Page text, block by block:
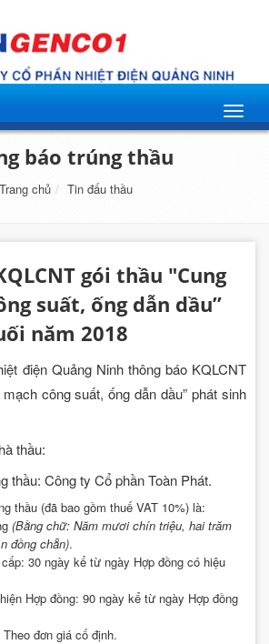
báo trúng thầu
Trang chủ Tin đấu thầu
gói thầu "Cung
suất, ống dẫn dầu”
năm 2018
điện Quảng Ninh thông báo KQLCNT
công suất, ống dẫn dầu” phát sinh
thầu:
thầu: Công ty Cổ phần Toàn Phát.
thầu (đã bao gồm thuế VAT 10%) là:
(Bằng chữ: Năm mươi chín triệu, hai trăm
đồng chẵn).
30 ngày kể từ ngày Hợp đồng có hiệu
Hợp đồng: 90 ngày kể từ ngày Hợp đồng
đơn giá cố định.